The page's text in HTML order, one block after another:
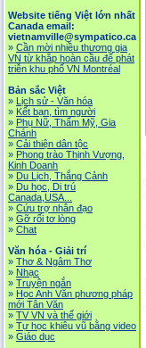
Website tiếng Việt lớn nhất
Canada email:
vietnamville@sympatico.ca
» Cần mời nhiều thương gia
VN từ khắp hoàn cầu để phát
triễn khu phố VN Montréal
Bản sắc Việt
» Lịch sử - Văn hóa
» Kết bạn, tìm người
» Phụ Nữ, Thẩm Mỹ, Gia
Chánh
» Cải thiện dân tộc
» Phong trào Thịnh Vượng,
Kinh Doanh
» Du Lịch, Thắng Cảnh
» Du học, Di trú
Canada,USA...
» Cứu trợ nhân đạo
» Gỡ rối tơ lòng
» Chat
Văn hóa - Giải trí
» Thơ & Ngâm Thơ
» Nhạc
» Truyện ngắn
» Học Anh Văn phương pháp
mới Tân Văn
» TV VN và thế giới
» Tự học khiêu vũ bằng video
» Giáo dục